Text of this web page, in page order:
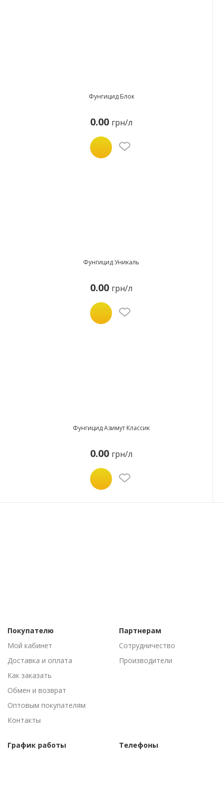
Фунгицид Блок
0.00 грн/л
Фунгицид Уникаль
0.00 грн/л
Фунгицид Азимут Классик
0.00 грн/л
Покупателю
Мой кабинет
Доставка и оплата
Как заказать
Обмен и возврат
Оптовым покупателям
Контакты
Партнерам
Сотрудничество
Производители
График работы
Телефоны